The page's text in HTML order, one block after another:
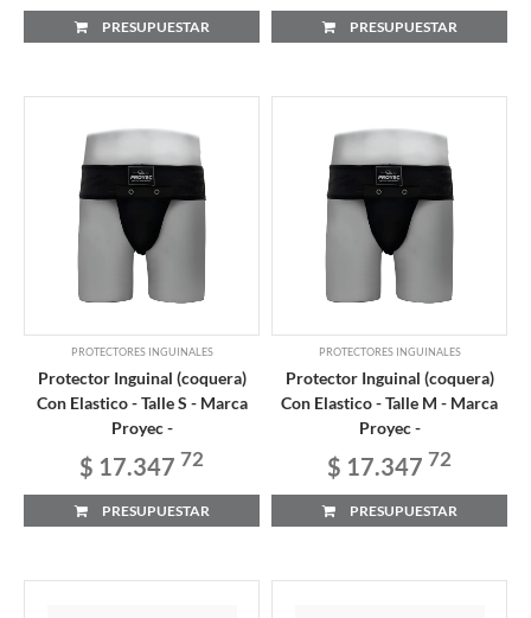
PRESUPUESTAR PRESUPUESTAR
PROTECTORES INGUINALES
Protector Inguinal (coquera)
Con Elastico - Talle S - Marca
Proyec -
$ 17.347 72
PRESUPUESTAR
PROTECTORES INGUINALES
Protector Inguinal (coquera)
Con Elastico - Talle M - Marca
Proyec -
$ 17.347 72
PRESUPUESTAR